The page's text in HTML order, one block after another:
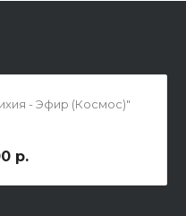
- Эфир (Космос)"
р.